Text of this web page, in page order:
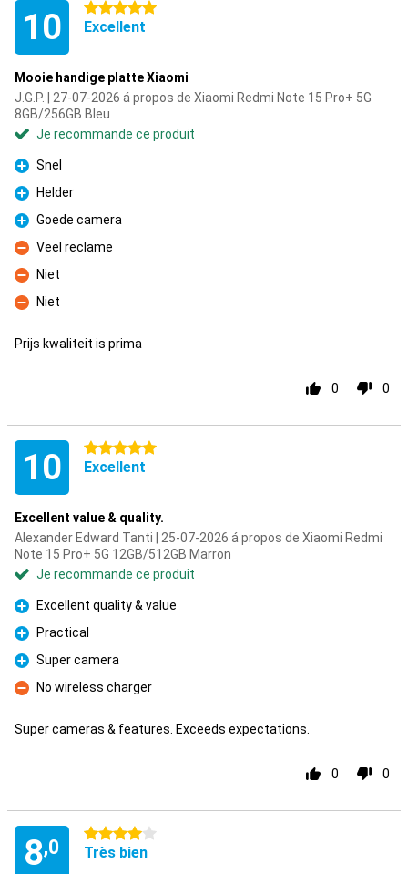
10 5 étoiles
Excellent
Mooie handige platte Xiaomi
J.G.P. | 27-07-2026 á propos de Xiaomi Redmi Note 15 Pro+ 5G
8GB/256GB Bleu
Je recommande ce produit
Pour
Snel
Pour
Helder
Pour
Goede camera
Contre
Veel reclame
Contre
Niet
Contre
Niet
Prijs kwaliteit is prima
0 0
10 5 étoiles
Excellent
Excellent value & quality.
Alexander Edward Tanti | 25-07-2026 á propos de Xiaomi Redmi
Note 15 Pro+ 5G 12GB/512GB Marron
Je recommande ce produit
Pour
Excellent quality & value
Pour
Practical
Pour
Super camera
Contre
No wireless charger
Super cameras & features. Exceeds expectations.
0 0
8,0
4 étoiles
Très bien